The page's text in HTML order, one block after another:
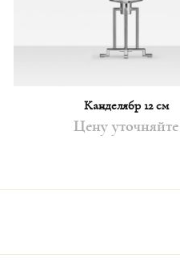
Канделябр 12 см
Цену уточняйте